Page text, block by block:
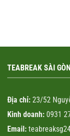
TEABREAK SÀI
Địa chỉ: 23/52
Kinh doanh: 0931
Email: